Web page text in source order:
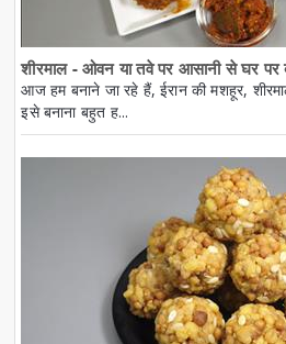
शीरमाल - ओवन या तवे पर आसानी से घर
आज हम बनाने जा रहे हैं, ईरान की मशहूर,
इसे बनाना बहुत ह...